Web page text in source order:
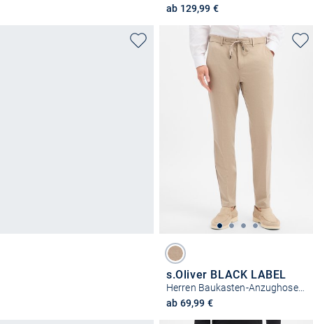
ab 129,99 €
s.Oliver BLACK LABEL
Herren Baukasten-Anzughose - Jogg
ab 69,99 €